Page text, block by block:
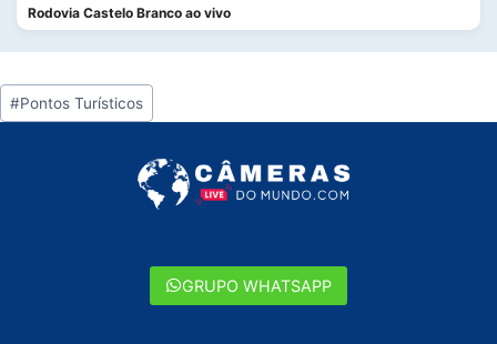
Rodovia Castelo Branco ao vivo
Tags
do
#Pontos Turísticos
GRUPO WHATSAPP